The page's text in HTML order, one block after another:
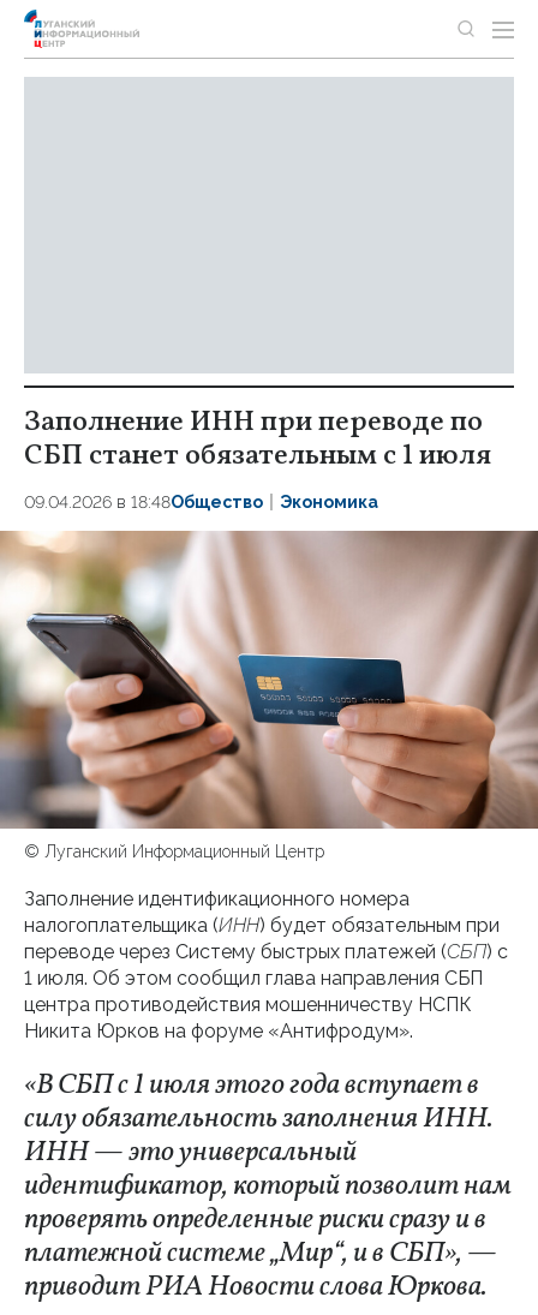
Заполнение ИНН при переводе по
СБП станет обязательным с 1 июля
09.04.2026 в 18:48Общество Экономика
© Луганский Информационный Центр
Заполнение идентификационного номера
налогоплательщика (ИНН) будет обязательным при
переводе через Систему быстрых платежей (СБП) с
1 июля. Об этом сообщил глава направления СБП
центра противодействия мошенничеству НСПК
Никита Юрков на форуме «Антифродум».
«В СБП с 1 июля этого года вступает в
силу обязательность заполнения ИНН.
ИНН — это универсальный
идентификатор, который позволит нам
проверять определенные риски сразу и в
платежной системе „Мир“, и в СБП», —
приводит РИА Новости слова Юркова.